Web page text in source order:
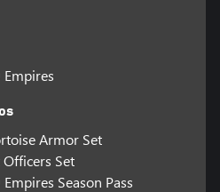
Empires
Armor Set
Set
Season Pass